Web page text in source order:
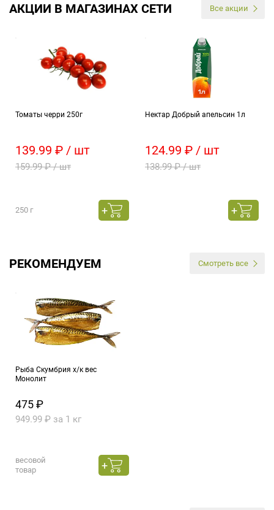
АКЦИИ В МАГАЗИНАХ СЕТИ Все акции
Томаты черри 250г
139.99 ₽ / шт
159.99 ₽ / шт
250 г
Нектар Добрый апельсин 1л
124.99 ₽ / шт
138.99 ₽ / шт
РЕКОМЕНДУЕМ Смотреть все
Рыба Скумбрия х/к вес
Монолит
475 ₽
949.99 ₽ за 1 кг
весовой
товар